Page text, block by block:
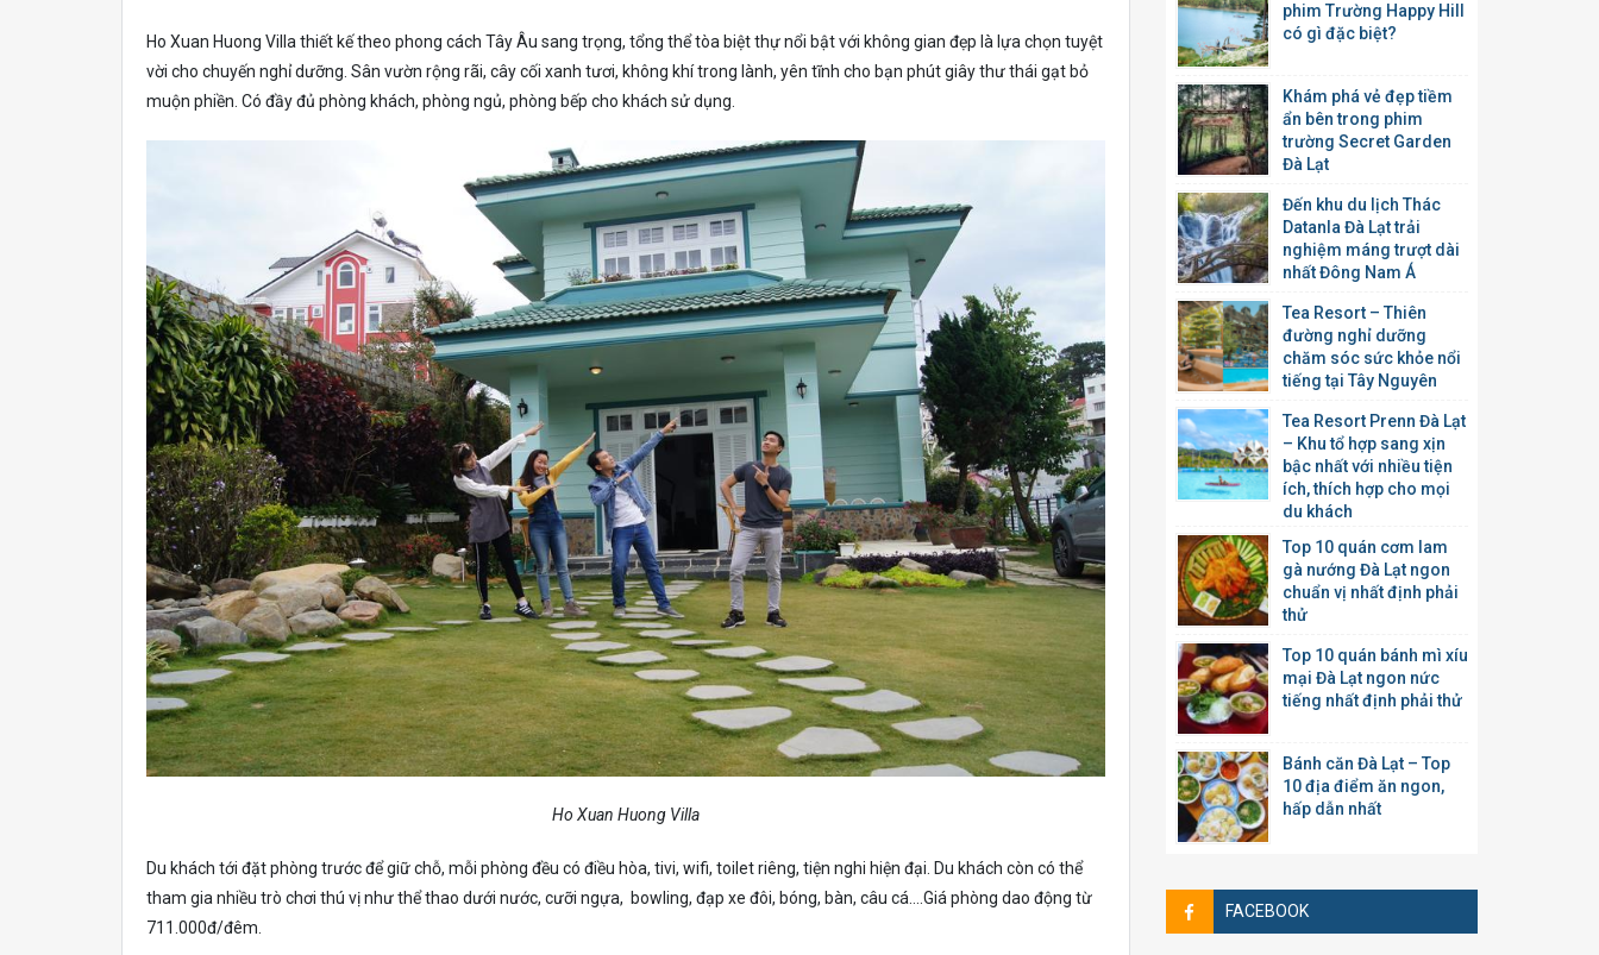
Ho Xuan Huong Villa thiết kế theo phong cách Tây Âu sang trọng, tổng thể tòa biệt thự nổi bật với không gian đẹp là lựa chọn tuyệt
vời cho chuyến nghỉ dưỡng. Sân vườn rộng rãi, cây cối xanh tươi, không khí trong lành, yên tĩnh cho bạn phút giây thư thái gạt bỏ
muộn phiền. Có đầy đủ phòng khách, phòng ngủ, phòng bếp cho khách sử dụng.
Ho Xuan Huong Villa
Du khách tới đặt phòng trước để giữ chỗ, mỗi phòng đều có điều hòa, tivi, wifi, toilet riêng, tiện nghi hiện đại. Du khách còn có thể
tham gia nhiều trò chơi thú vị như thể thao dưới nước, cưỡi ngựa, bowling, đạp xe đôi, bóng, bàn, câu cá….Giá phòng dao động từ
711.000đ/đêm.
phim Trường Happy Hill
có gì đặc biệt?
Khám phá vẻ đẹp tiềm
ẩn bên trong phim
trường Secret Garden
Đà Lạt
Đến khu du lịch Thác
Datanla Đà Lạt trải
nghiệm máng trượt dài
nhất Đông Nam Á
Tea Resort – Thiên
đường nghỉ dưỡng
chăm sóc sức khỏe nổi
tiếng tại Tây Nguyên
Tea Resort Prenn Đà Lạt
– Khu tổ hợp sang xịn
bậc nhất với nhiều tiện
ích, thích hợp cho mọi
du khách
Top 10 quán cơm lam
gà nướng Đà Lạt ngon
chuẩn vị nhất định phải
thử
Top 10 quán bánh mì xíu
mại Đà Lạt ngon nức
tiếng nhất định phải thử
Bánh căn Đà Lạt – Top
10 địa điểm ăn ngon,
hấp dẫn nhất
FACEBOOK